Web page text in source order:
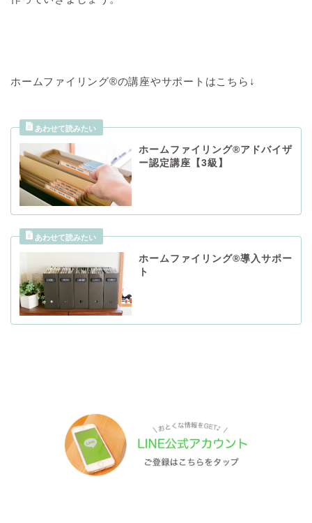
ホームファイリング®の講座やサポートはこちら↓
ホームファイリング®アドバイザ
ー認定講座【3級】
ホームファイリング®導入サポー
ト